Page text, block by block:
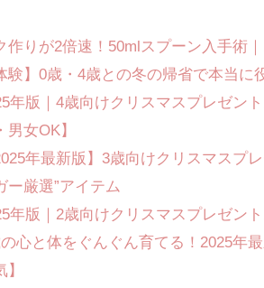
作りが2倍速！50mlスプーン入手術
験】0歳・4歳との冬の帰省で本当
年版｜4歳向けクリスマスプレゼン
男女OK】
年最新版】3歳向けクリスマスプ
ー厳選”アイテム
年版｜2歳向けクリスマスプレゼン
心と体をぐんぐん育てる！2025年